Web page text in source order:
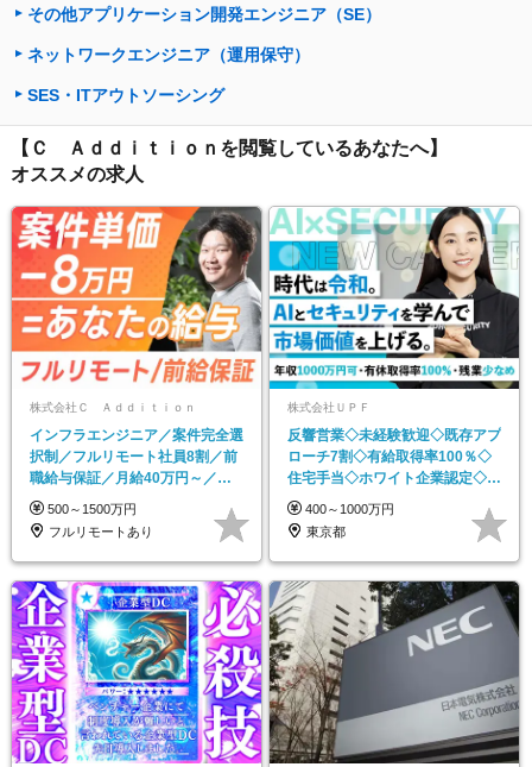
その他アプリケーション開発エンジニア（SE）
ネットワークエンジニア（運用保守）
SES・ITアウトソーシング
【Ｃ Ａｄｄｉｔｉｏｎを閲覧しているあなたへ】
オススメの求人
株式会社Ｃ Ａｄｄｉｔｉｏｎ
インフラエンジニア／案件完全選
択制／フルリモート社員8割／前
職給与保証／月給40万円～／副
業自由
500～1500万円
フルリモートあり
株式会社ＵＰＦ
反響営業◇未経験歓迎◇既存アプ
ローチ7割◇有給取得率100％◇
住宅手当◇ホワイト企業認定◇月
給30万円～
400～1000万円
東京都